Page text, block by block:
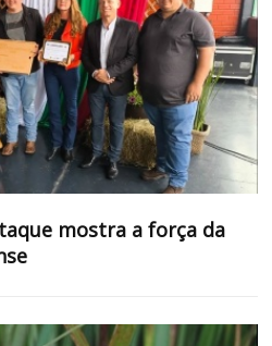
mostra a força da